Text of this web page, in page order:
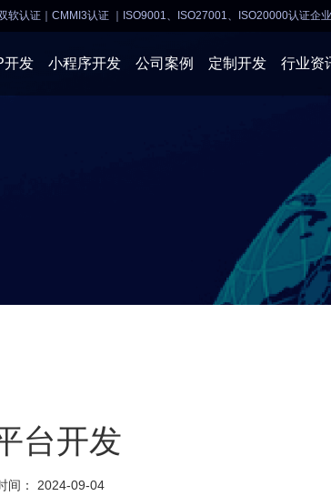
软认证｜CMMI3认证 ｜ISO9001、ISO27001、ISO20000认证企业
开发 小程序开发 公司案例 定制开发 行业资
小程序
系统开发
物联网
网站建设
企业经营
商业行情
台开发
间： 2024-09-04